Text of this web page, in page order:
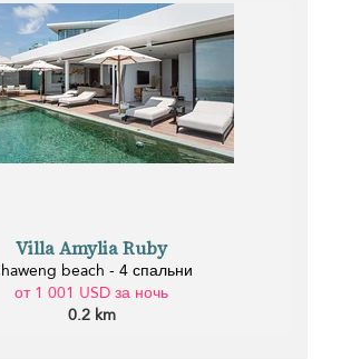
Villa Amylia Ruby
beach - 4 спальни
от 1 001 USD за ночь
0.2 km